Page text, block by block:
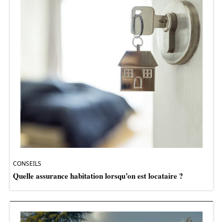
CONSEILS
Quelle assurance habitation lorsqu’on est locataire ?